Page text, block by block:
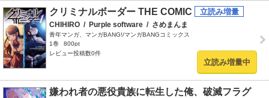
クリミナルボーダー THE COMIC
CHIHIRO / Purple software / さめまんま
青年マンガ、マンガBANG!/マンガBANGコミックス
1巻
800pt
レビュー投稿数0件
立読み増量中
嫌われ者の悪役貴族に転生した俺、破滅フラグ